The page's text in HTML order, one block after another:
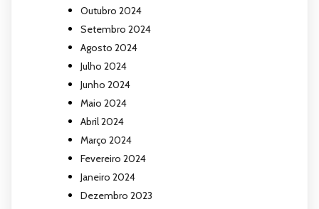
Outubro 2024
Setembro 2024
Agosto 2024
Julho 2024
Junho 2024
Maio 2024
Abril 2024
Março 2024
Fevereiro 2024
Janeiro 2024
Dezembro 2023